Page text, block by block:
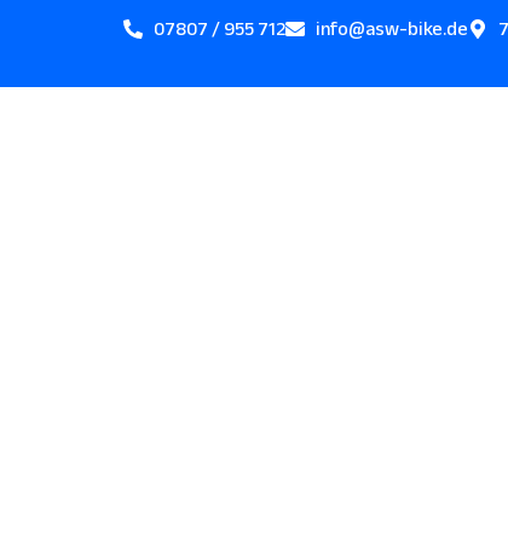
07807 / 955 712 info@asw-bike.de